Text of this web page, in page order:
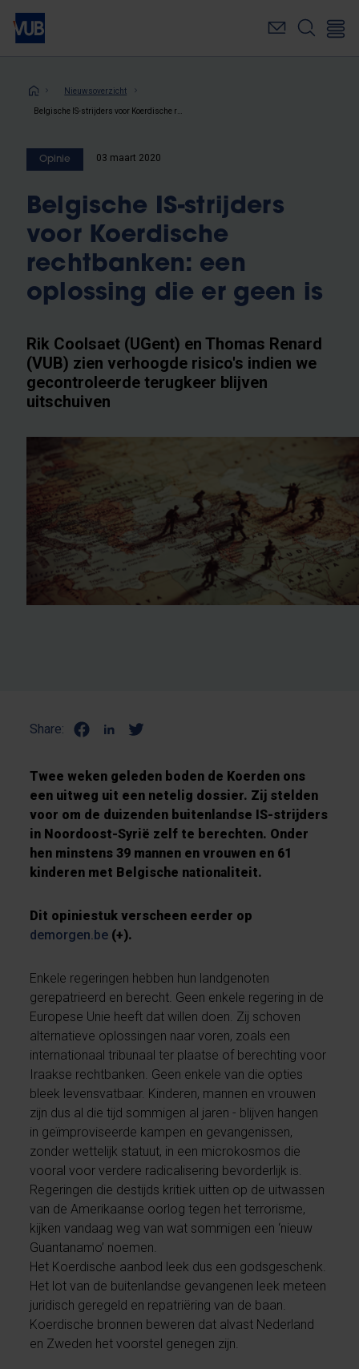
Overslaan
naar
inhoudKruimelpad
Nieuwsoverzicht
Opinie 03 maart 2020
Belgische IS-strijders
voor Koerdische
rechtbanken: een
oplossing die er geen is
Rik Coolsaet (UGent) en Thomas Renard
(VUB) zien verhoogde risico's indien we
gecontroleerde terugkeer blijven
uitschuiven
Share:
Twee weken geleden boden de Koerden ons
een uitweg uit een netelig dossier. Zij stelden
voor om de duizenden buitenlandse IS-strijders
in Noordoost-Syrië zelf te berechten. Onder
hen minstens 39 mannen en vrouwen en 61
kinderen met Belgische nationaliteit.
Dit opiniestuk verscheen eerder op
demorgen.be (+).
Enkele regeringen hebben hun landgenoten
gerepatrieerd en berecht. Geen enkele regering in de
Europese Unie heeft dat willen doen. Zij schoven
alternatieve oplossingen naar voren, zoals een
internationaal tribunaal ter plaatse of berechting voor
Iraakse rechtbanken. Geen enkele van die opties
bleek levensvatbaar. Kinderen, mannen en vrouwen
zijn dus al die tijd sommigen al jaren - blijven hangen
in geïmproviseerde kampen en gevangenissen,
zonder wettelijk statuut, in een microkosmos die
vooral voor verdere radicalisering bevorderlijk is.
Regeringen die destijds kritiek uitten op de uitwassen
van de Amerikaanse oorlog tegen het terrorisme,
kijken vandaag weg van wat sommigen een ‘nieuw
Guantanamo’ noemen.
Het Koerdische aanbod leek dus een godsgeschenk.
Het lot van de buitenlandse gevangenen leek meteen
juridisch geregeld en repatriëring van de baan.
Koerdische bronnen beweren dat alvast Nederland
en Zweden het voorstel genegen zijn.